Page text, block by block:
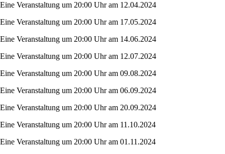
Eine Veranstaltung um 20:00 Uhr am 12.04.2024
Eine Veranstaltung um 20:00 Uhr am 17.05.2024
Eine Veranstaltung um 20:00 Uhr am 14.06.2024
Eine Veranstaltung um 20:00 Uhr am 12.07.2024
Eine Veranstaltung um 20:00 Uhr am 09.08.2024
Eine Veranstaltung um 20:00 Uhr am 06.09.2024
Eine Veranstaltung um 20:00 Uhr am 20.09.2024
Eine Veranstaltung um 20:00 Uhr am 11.10.2024
Eine Veranstaltung um 20:00 Uhr am 01.11.2024